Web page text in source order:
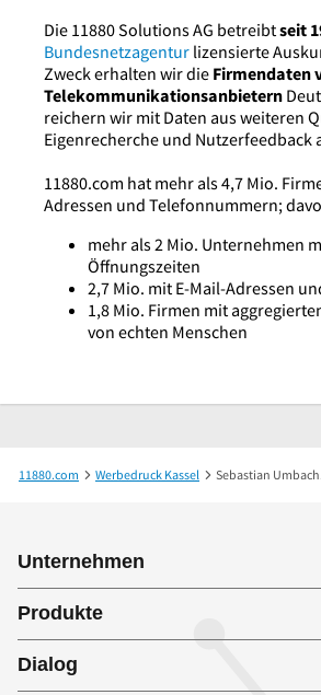
Die 11880 Solutions AG betreibtseit
Bundesnetzagentur lizensierte
Zweck erhalten wir die Firmendaten
Telekommunikationsanbietern
reichern wir mit Daten aus weiteren
Eigenrecherche und Nutzerfeedback
11880.com hat mehr als 4,7 Mio.
Adressen und Telefonnummern;
mehr als 2 Mio. Unternehmen
Öffnungszeiten
2,7 Mio. mit E-Mail-Adressen
1,8 Mio. Firmen mit
von echten Menschen
11880.com Werbedruck Kassel Sebastian
Unternehmen
Produkte
Dialog